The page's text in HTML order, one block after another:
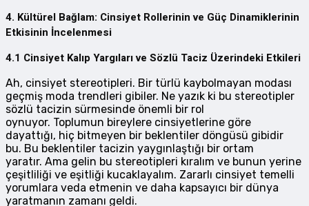
4. Kültürel Bağlam: Cinsiyet Rollerinin ve Güç Dinamiklerinin
Etkisinin İncelenmesi
4.1 Cinsiyet Kalıp Yargıları ve Sözlü Taciz Üzerindeki Etkileri
Ah, cinsiyet stereotipleri. Bir türlü kaybolmayan modası
geçmiş moda trendleri gibiler. Ne yazık ki bu stereotipler
sözlü tacizin sürmesinde önemli bir rol
oynuyor. Toplumun bireylere cinsiyetlerine göre
dayattığı, hiç bitmeyen bir beklentiler döngüsü gibidir
bu. Bu beklentiler tacizin yaygınlaştığı bir ortam
yaratır. Ama gelin bu stereotipleri kıralım ve bunun yerine
çeşitliliği ve eşitliği kucaklayalım. Zararlı cinsiyet temelli
yorumlara veda etmenin ve daha kapsayıcı bir dünya
yaratmanın zamanı geldi.